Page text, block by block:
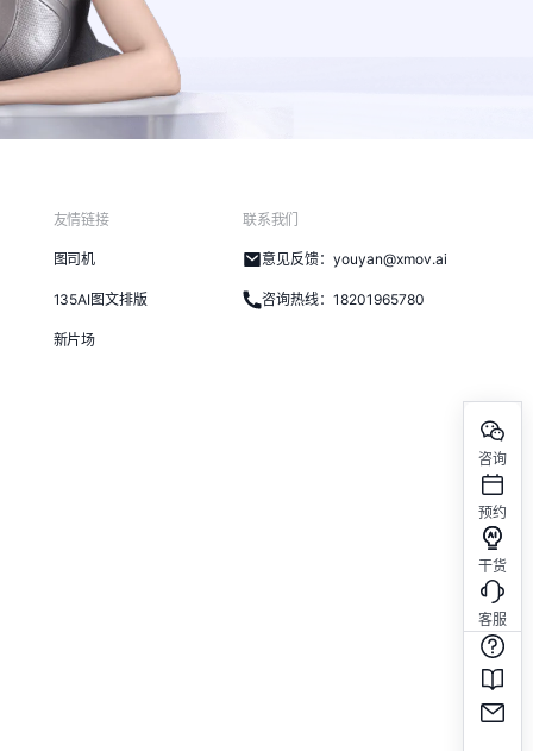
友情链接
图司机
135AI图文排版
新片场
联系我们
意见反馈：youyan@xmov.ai
咨询热线：18201965780
咨询
预约
干货
客服